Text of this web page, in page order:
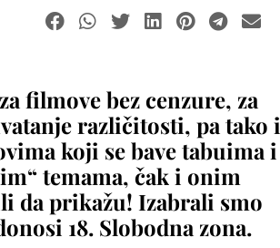
filmove bez cenzure, za
različitosti, pa tako i
koji se bave tabuima i
temama, čak i onim
da prikažu! Izabrali smo
18. Slobodna zona.